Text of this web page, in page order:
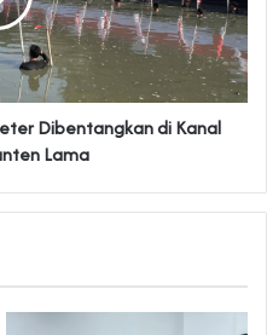
Dibentangkan di Kanal
Lama